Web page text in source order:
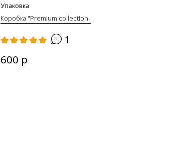
Упаковка
Коробка "Premium collection"
1
600 р